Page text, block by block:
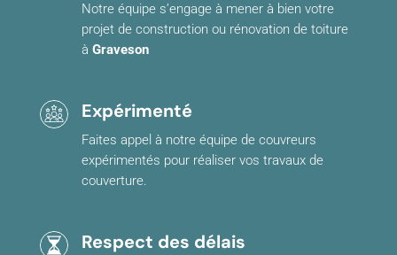
Notre équipe s’engage à mener à bien votre
projet de construction ou rénovation de toiture
à Graveson
Expérimenté
Faites appel à notre équipe de couvreurs
expérimentés pour réaliser vos travaux de
couverture.
Respect des délais